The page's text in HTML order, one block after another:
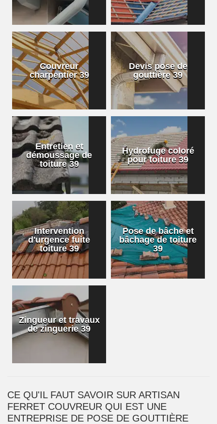
Couvreur
charpentier 39
Devis pose de
gouttière 39
Entretien et
démoussage de
toiture 39
Hydrofuge coloré
pour toiture 39
Intervention
d'urgence fuite
toiture 39
Pose de bâche et
bâchage de toiture
39
Zingueur et travaux
de zinguerie 39
CE QU'IL FAUT SAVOIR SUR ARTISAN
FERRET COUVREUR QUI EST UNE
ENTREPRISE DE POSE DE GOUTTIÈRE